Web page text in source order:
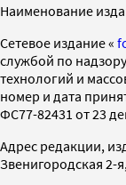
Наименование
Cетевое издание «
службой по
технологий и
номер и дата
ФС77-82431 от 23
Адрес редакции,
Звенигородская 2-